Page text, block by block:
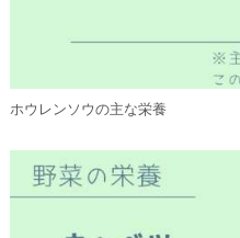
ホウレンソウの主な栄養